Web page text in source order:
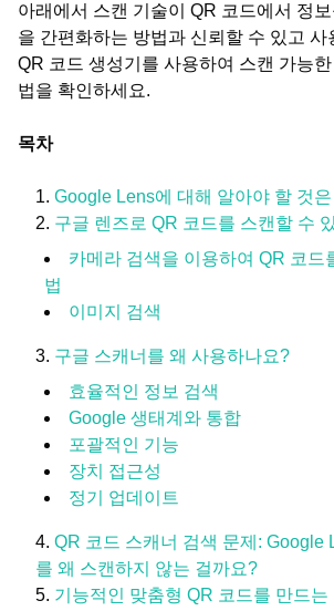
아래에서 스캔 기술이 QR 코드에서 정
을 간편화하는 방법과 신뢰할 수 있고 사
QR 코드 생성기를 사용하여 스캔 가능
법을 확인하세요.
목차
Google Lens에 대해 알아야 할 것
구글 렌즈로 QR 코드를 스캔할 수
카메라 검색을 이용하여 QR 코드
법
이미지 검색
구글 스캐너를 왜 사용하나요?
효율적인 정보 검색
Google 생태계와 통합
포괄적인 기능
장치 접근성
정기 업데이트
QR 코드 스캐너 검색 문제: Google
를 왜 스캔하지 않는 걸까요?
기능적인 맞춤형 QR 코드를 만드는